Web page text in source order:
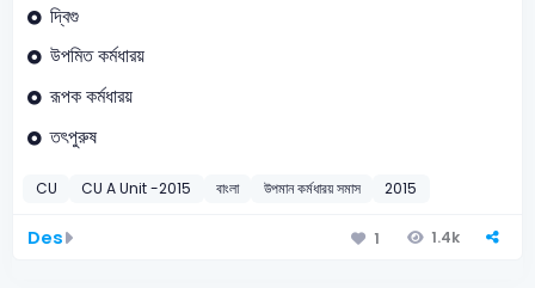
দ্বিগু
উপমিত কর্মধারয়
রূপক কর্মধারয়
তৎপুরুষ
CU CU A Unit -2015 বাংলা উপমান কর্মধারয় সমাস 2015
Des 1 1.4k